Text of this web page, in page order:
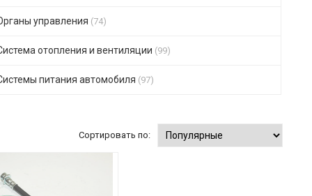
управления (74)
отопления и вентиляции (99)
питания автомобиля (97)
Сортировать по: